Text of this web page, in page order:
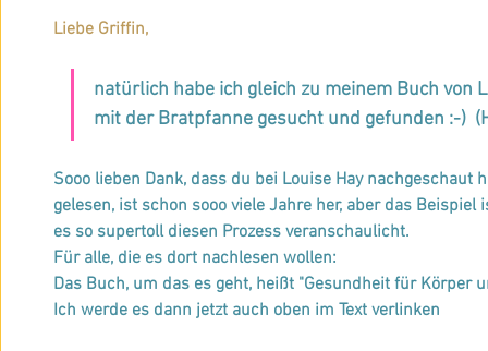
Liebe Griffin,
natürlich habe ich gleich zu meinem Buch von
mit der Bratpfanne gesucht und gefunden :-)
Sooo lieben Dank, dass du bei Louise Hay
gelesen, ist schon sooo viele Jahre her, aber das
es so supertoll diesen Prozess veranschaulicht.
Für alle, die es dort nachlesen wollen:
Das Buch, um das es geht, heißt "Gesundheit für Körper
Ich werde es dann jetzt auch oben im Text verlinken